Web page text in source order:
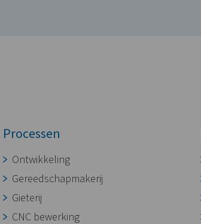
Processen
Ontwikkeling
Gereedschapmakerij
Gieterij
CNC bewerking